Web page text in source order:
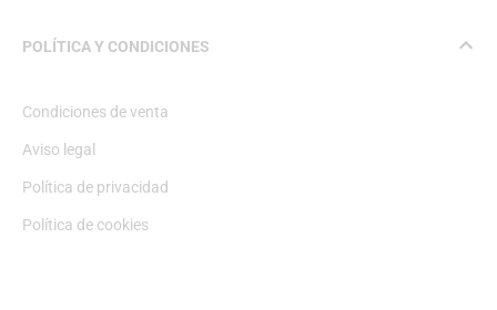
POLÍTICA Y CONDICIONES
Condiciones de venta
Aviso legal
Política de privacidad
Política de cookies